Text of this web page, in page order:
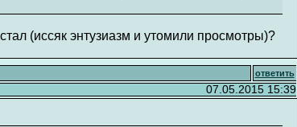
(иссяк энтузиазм и утомили просмотры)?
ответить
07.05.2015 15:39